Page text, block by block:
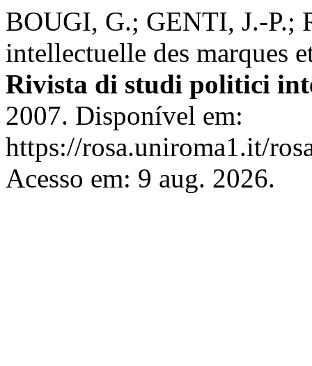
BOUGI, G.; GENTI, J.-P.;
intellectuelle des marques
Rivista di studi politici
2007. Disponível em:
https://rosa.uniroma1.it/
Acesso em: 9 aug. 2026.